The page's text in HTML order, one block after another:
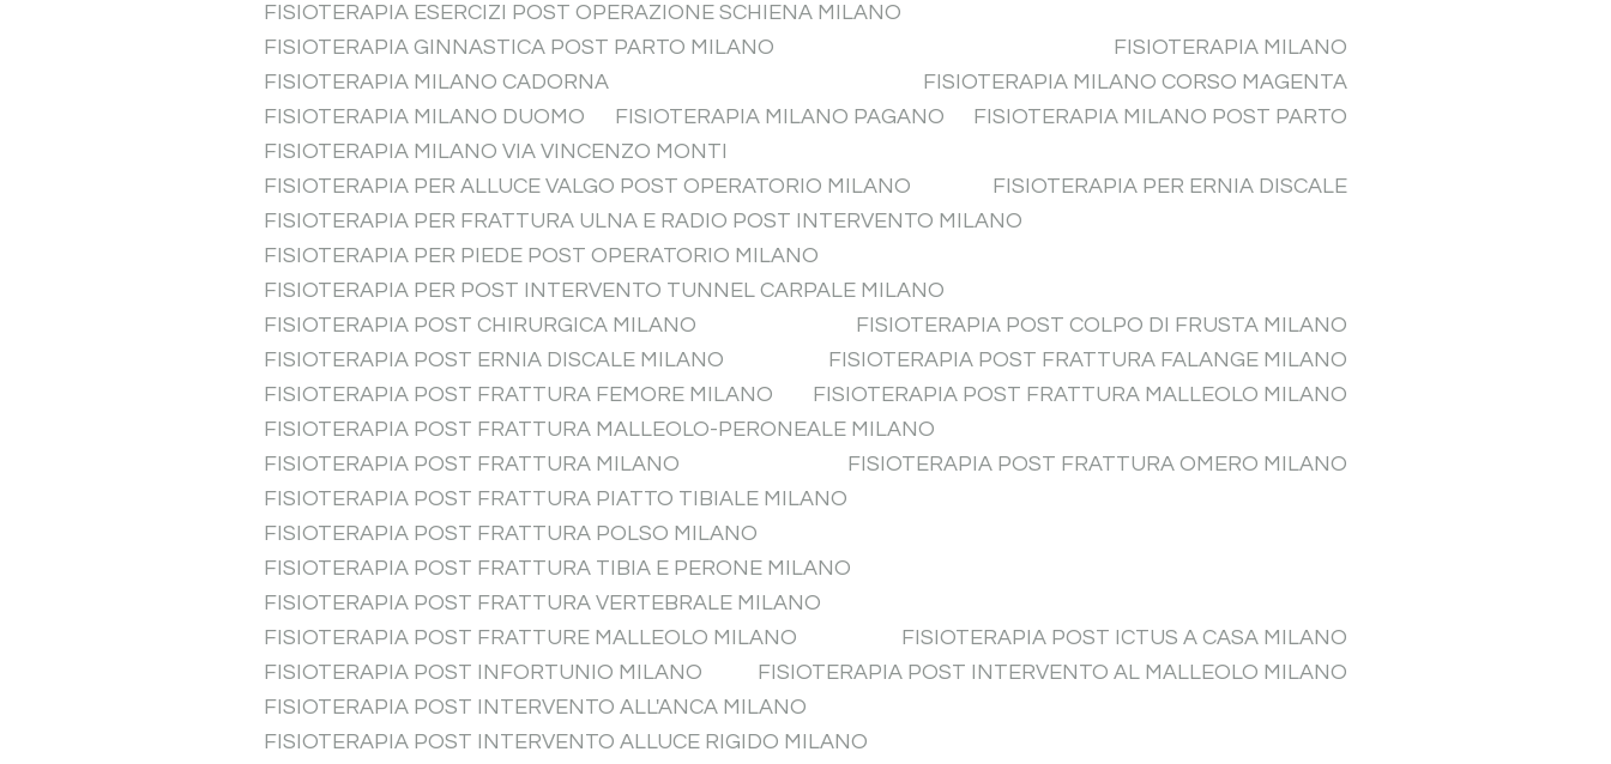
FISIOTERAPIA ESERCIZI POST OPERAZIONE SCHIENA MILANO
FISIOTERAPIA GINNASTICA POST PARTO MILANO
FISIOTERAPIA MILANO
FISIOTERAPIA MILANO CADORNA
FISIOTERAPIA MILANO CORSO MAGENTA
FISIOTERAPIA MILANO DUOMO
FISIOTERAPIA MILANO PAGANO
FISIOTERAPIA MILANO POST PARTO
FISIOTERAPIA MILANO VIA VINCENZO MONTI
FISIOTERAPIA PER ALLUCE VALGO POST OPERATORIO MILANO
FISIOTERAPIA PER ERNIA DISCALE
FISIOTERAPIA PER FRATTURA ULNA E RADIO POST INTERVENTO MILANO
FISIOTERAPIA PER PIEDE POST OPERATORIO MILANO
FISIOTERAPIA PER POST INTERVENTO TUNNEL CARPALE MILANO
FISIOTERAPIA POST CHIRURGICA MILANO
FISIOTERAPIA POST COLPO DI FRUSTA MILANO
FISIOTERAPIA POST ERNIA DISCALE MILANO
FISIOTERAPIA POST FRATTURA FALANGE MILANO
FISIOTERAPIA POST FRATTURA FEMORE MILANO
FISIOTERAPIA POST FRATTURA MALLEOLO MILANO
FISIOTERAPIA POST FRATTURA MALLEOLO-PERONEALE MILANO
FISIOTERAPIA POST FRATTURA MILANO
FISIOTERAPIA POST FRATTURA OMERO MILANO
FISIOTERAPIA POST FRATTURA PIATTO TIBIALE MILANO
FISIOTERAPIA POST FRATTURA POLSO MILANO
FISIOTERAPIA POST FRATTURA TIBIA E PERONE MILANO
FISIOTERAPIA POST FRATTURA VERTEBRALE MILANO
FISIOTERAPIA POST FRATTURE MALLEOLO MILANO
FISIOTERAPIA POST ICTUS A CASA MILANO
FISIOTERAPIA POST INFORTUNIO MILANO
FISIOTERAPIA POST INTERVENTO AL MALLEOLO MILANO
FISIOTERAPIA POST INTERVENTO ALL'ANCA MILANO
FISIOTERAPIA POST INTERVENTO ALLUCE RIGIDO MILANO